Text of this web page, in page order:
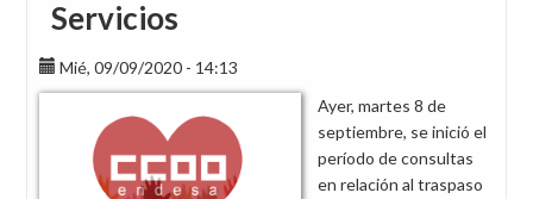
Servicios
Mié, 09/09/2020 - 14:13
Ayer, martes 8 de
septiembre, se inició el
período de consultas
en relación al traspaso